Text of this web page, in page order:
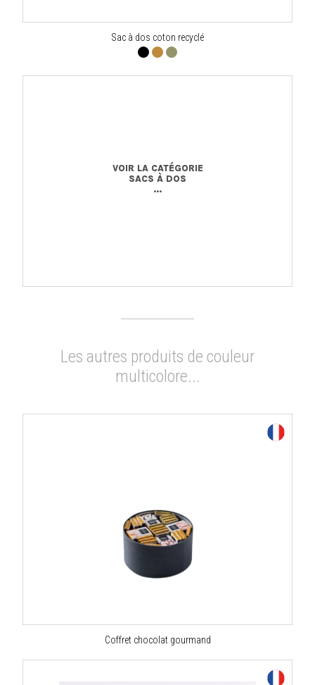
Sac à dos coton recyclé
VOIR LA CATÉGORIE
SACS À DOS
...
Les autres produits de couleur
multicolore...
Coffret chocolat gourmand